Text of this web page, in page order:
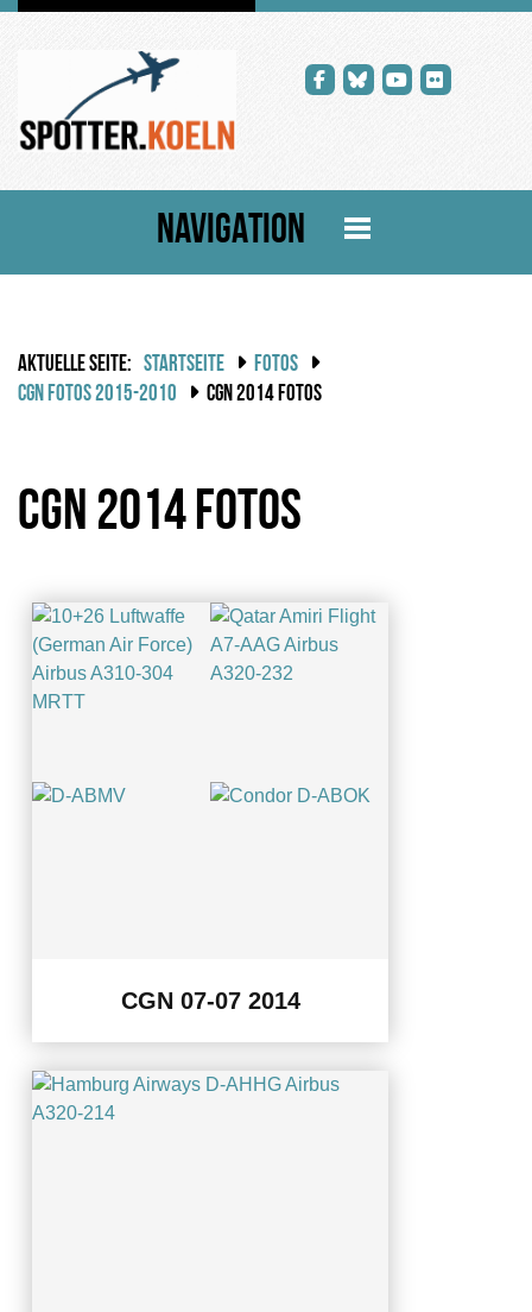
NAVIGATION
AKTUELLE SEITE: STARTSEITE
FOTOS
CGN FOTOS 2015-2010
CGN 2014 FOTOS
CGN 2014 Fotos
CGN 07-07 2014